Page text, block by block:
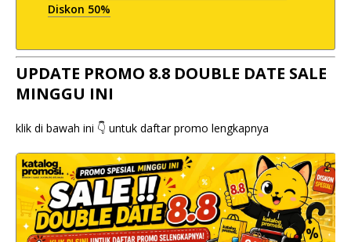
Diskon 50%
UPDATE PROMO 8.8 DOUBLE DATE SALE
MINGGU INI
klik di bawah ini 👇 untuk daftar promo lengkapnya